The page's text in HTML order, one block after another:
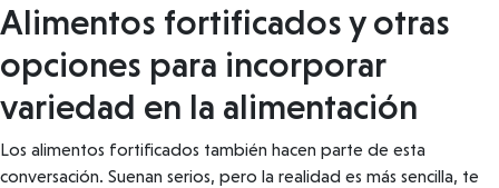
Alimentos fortificados y otras
opciones para incorporar
variedad en la alimentación
Los alimentos fortificados también hacen parte de esta
conversación. Suenan serios, pero la realidad es más sencilla, te